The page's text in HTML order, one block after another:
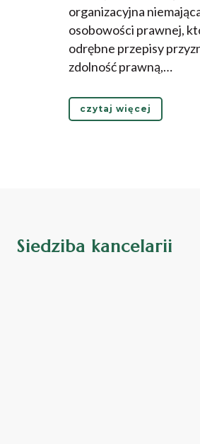
organizacyjna
osobowości prawnej,
odrębne przepisy
zdolność prawną,…
czytaj więcej
Siedziba kancelarii